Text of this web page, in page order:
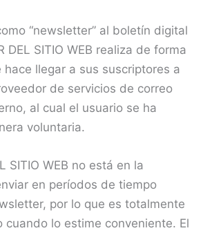
“newsletter” al boletín digital
DEL SITIO WEB realiza de forma
hace llegar a sus suscriptores a
de servicios de correo
al cual el usuario se ha
voluntaria.
SITIO WEB no está en la
en períodos de tiempo
por lo que es totalmente
cuando lo estime conveniente. El